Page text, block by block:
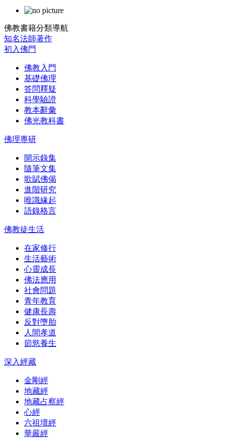
佛教書籍分類導航
知名法師著作
初入佛門
佛教入門
基礎佛理
答問釋疑
科學驗證
教本辭彙
佛光教科書
佛理專研
開示錄集
隨筆文集
歌賦佛偈
進階研究
唯識緣起
語錄格言
佛教徒生活
在家修行
生活藝術
心靈成長
佛法應用
社會問題
青年教育
健康長壽
反對墮胎
人間孝道
節慾養生
深入經藏
金剛經
地藏經
地藏占察經
心經
六祖壇經
華嚴經